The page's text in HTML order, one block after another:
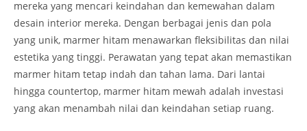
mereka yang mencari keindahan dan kemewahan dalam
desain interior mereka. Dengan berbagai jenis dan pola
yang unik, marmer hitam menawarkan fleksibilitas dan nilai
estetika yang tinggi. Perawatan yang tepat akan memastikan
marmer hitam tetap indah dan tahan lama. Dari lantai
hingga countertop, marmer hitam mewah adalah investasi
yang akan menambah nilai dan keindahan setiap ruang.